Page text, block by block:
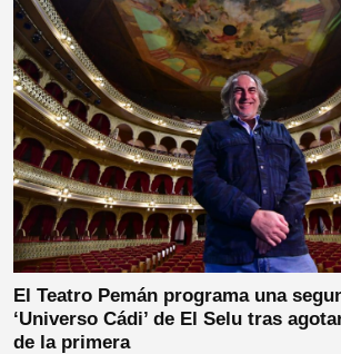
El Teatro Pemán programa una
‘Universo Cádi’ de El Selu tras
de la primera